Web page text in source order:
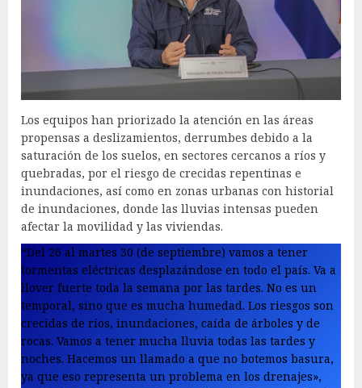
Los equipos han priorizado la atención en las áreas
propensas a deslizamientos, derrumbes debido a la
saturación de los suelos, en sectores cercanos a ríos y
quebradas, por el riesgo de crecidas repentinas e
inundaciones, así como en zonas urbanas con historial
de inundaciones, donde las lluvias intensas pueden
afectar la movilidad y las viviendas.
“Del 26 al martes 30 (de septiembre) vamos a tener
tormentas eléctricas desplazándose en todo el país. Va a
llover fuerte toda la semana por las tardes. No es un
temporal, sino que es mucha humedad. Los riesgos son
crecidas de ríos, inundaciones, caída de árboles y de
rocas. Vamos a tener mucha lluvia todas las tardes y
noches. Hacemos un llamado a que no botemos basura,
ya que eso representa un problema en los drenajes»,